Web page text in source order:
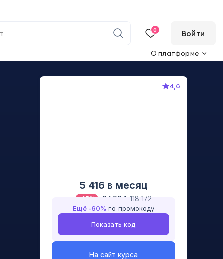
0 Войти
О платформе
4,6
5 416 в месяц
-45% 64 994 118 172
Ещё -60% по промокоду
Показать код
На сайт курса